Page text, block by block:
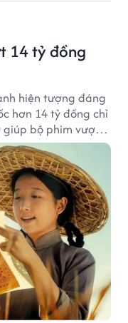
14 tỷ đồng
hiện tượng đáng
hơn 14 tỷ đồng chỉ
giúp bộ phim vượt
giữa cuộc cạnh